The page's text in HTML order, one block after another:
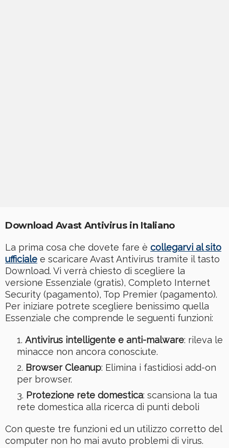
Download Avast Antivirus in Italiano
La prima cosa che dovete fare è collegarvi al sito
ufficiale e scaricare Avast Antivirus tramite il tasto
Download. Vi verrà chiesto di scegliere la
versione Essenziale (gratis), Completo Internet
Security (pagamento), Top Premier (pagamento).
Per iniziare potrete scegliere benissimo quella
Essenziale che comprende le seguenti funzioni:
Antivirus intelligente e anti-malware: rileva le
minacce non ancora conosciute.
Browser Cleanup: Elimina i fastidiosi add-on
per browser.
Protezione rete domestica: scansiona la tua
rete domestica alla ricerca di punti deboli
Con queste tre funzioni ed un utilizzo corretto del
computer non ho mai avuto problemi di virus.